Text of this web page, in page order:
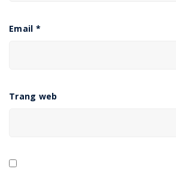
Email *
Trang web